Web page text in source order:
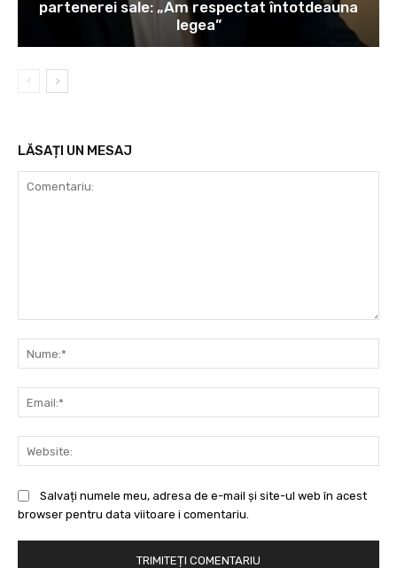
partenerei sale: „Am respectat întotdeauna
legea”
LĂSAȚI UN MESAJ
Salvați numele meu, adresa de e-mail și site-ul web în acest
browser pentru data viitoare i comentariu.